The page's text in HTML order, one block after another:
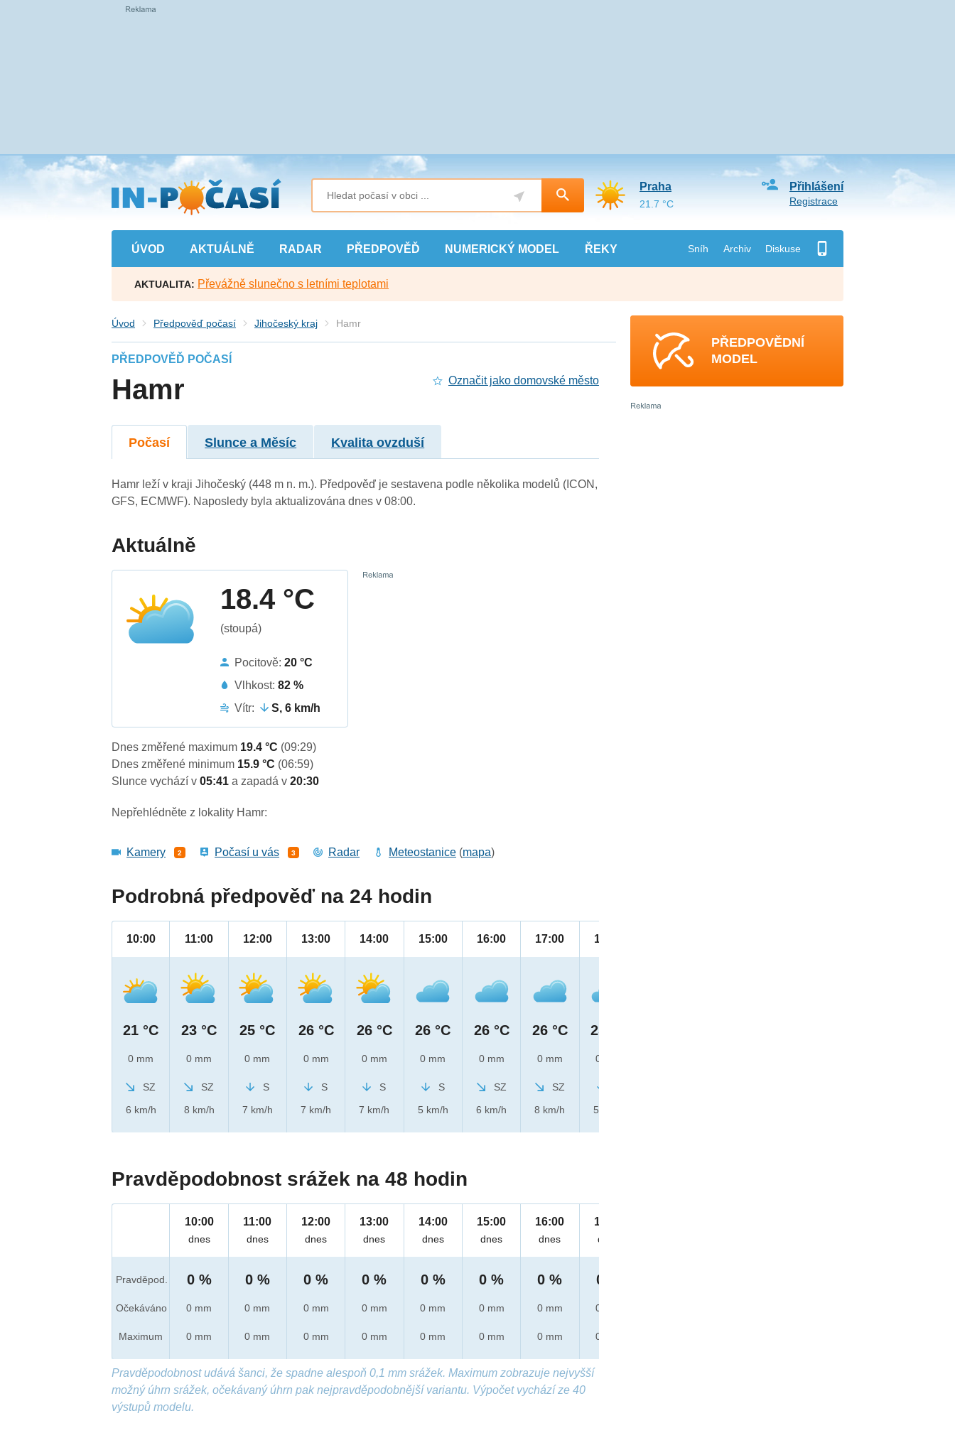
Přejít
na
hlavní
obsah
ÚVOD AKTUÁLNĚ RADAR PŘEDPOVĚĎ NUMERICKÝ MODEL ŘEKY Sníh Archiv Diskuse
Přihlášení
Registrace
Praha
21.7 °C
AKTUALITA: Převážně slunečno s letními teplotami
Úvod Předpověď počasí Jihočeský kraj Hamr
PŘEDPOVĚĎ POČASÍ
Hamr Označit jako domovské město
Počasí Slunce a Měsíc Kvalita ovzduší
Hamr leží v kraji Jihočeský (448 m n. m.). Předpověď je sestavena podle několika modelů (ICON,
GFS, ECMWF). Naposledy byla aktualizována dnes v 08:00.
Aktuálně
18.4 °C
(stoupá)
Pocitově:20 °C
Vlhkost:82 %
Vítr:
S, 6 km/h
Dnes změřené maximum 19.4 °C (09:29)
Dnes změřené minimum 15.9 °C (06:59)
Slunce vychází v05:41a zapadá v20:30
Nepřehlédněte z lokality Hamr:
Kamery 2 Počasí u vás 3 Radar Meteostanice (mapa)
Podrobná předpověď na 24 hodin
10:00
21 °C
0 mm
SZ
6 km/h
11:00
23 °C
0 mm
SZ
8 km/h
12:00
25 °C
0 mm
S
7 km/h
13:00
26 °C
0 mm
S
7 km/h
14:00
26 °C
0 mm
S
7 km/h
15:00
26 °C
0 mm
S
5 km/h
16:00
26 °C
0 mm
SZ
6 km/h
17:00
26 °C
0 mm
SZ
8 km/h
18:00
25 °C
0 mm
5 km/h
Pravděpodobnost srážek na 48 hodin
Pravděpod.
Očekáváno
Maximum
10:00
dnes
0 %
0 mm
0 mm
11:00
dnes
0 %
0 mm
0 mm
12:00
dnes
0 %
0 mm
0 mm
13:00
dnes
0 %
0 mm
0 mm
14:00
dnes
0 %
0 mm
0 mm
15:00
dnes
0 %
0 mm
0 mm
16:00
dnes
0 %
0 mm
0 mm
17:00
dnes
0 %
0 mm
0 mm
Pravděpodobnost udává šanci, že spadne alespoň 0,1 mm srážek. Maximum zobrazuje nejvyšší
možný úhrn srážek, očekávaný úhrn pak nejpravděpodobnější variantu. Výpočet vychází ze 40
výstupů modelu.
PŘEDPOVĚDNÍ
MODEL